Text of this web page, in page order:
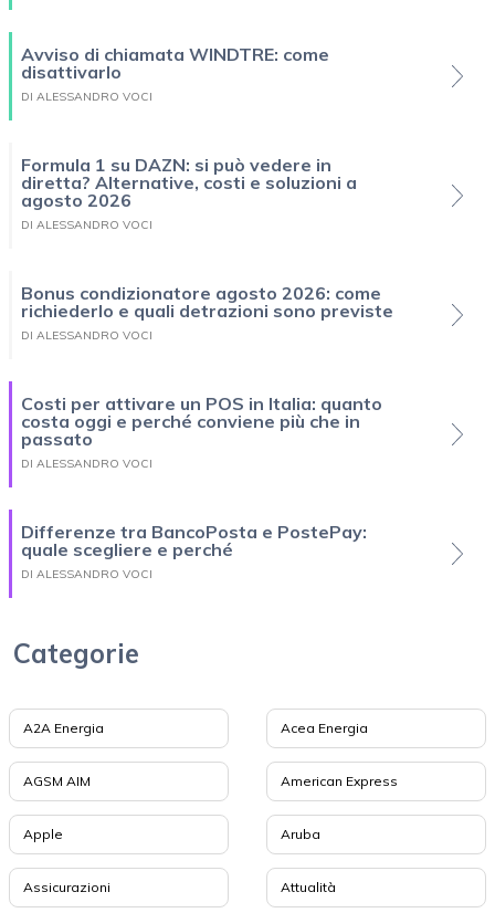
Avviso di chiamata WINDTRE: come
disattivarlo
DI ALESSANDRO VOCI
Formula 1 su DAZN: si può vedere in
diretta? Alternative, costi e soluzioni a
agosto 2026
DI ALESSANDRO VOCI
Bonus condizionatore agosto 2026: come
richiederlo e quali detrazioni sono previste
DI ALESSANDRO VOCI
Costi per attivare un POS in Italia: quanto
costa oggi e perché conviene più che in
passato
DI ALESSANDRO VOCI
Differenze tra BancoPosta e PostePay:
quale scegliere e perché
DI ALESSANDRO VOCI
Categorie
A2A Energia Acea Energia
AGSM AIM American Express
Apple Aruba
Assicurazioni Attualità